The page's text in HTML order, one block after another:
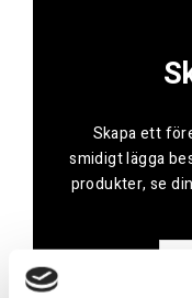
Skapa ett
smidigt lägga
produkter, se